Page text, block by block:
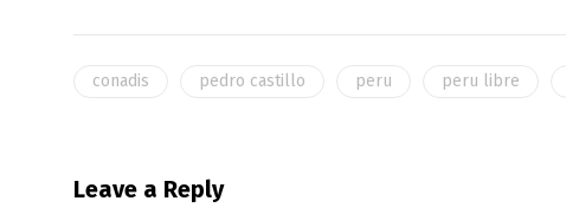
conadis pedro castillo peru peru libre
Leave a Reply